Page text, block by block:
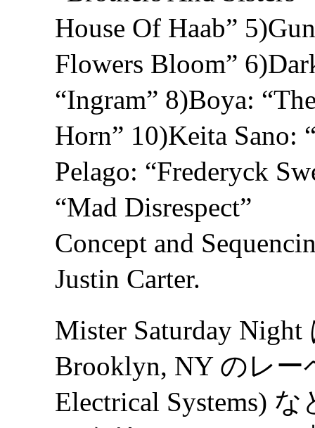
House Of Haab”
Flowers Bloom”
“Ingram” 8)Boya:
Horn” 10)Keita Sano:
Pelago: “Frederyck
“Mad Disrespect”
Concept and
Justin Carter.
Mister Saturday
Brooklyn, NY のレー
Electrical Systems)